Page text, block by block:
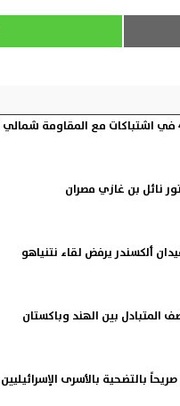
نائل بن غازي مصران
بالتضحية بالأسرى الإسرائيليين